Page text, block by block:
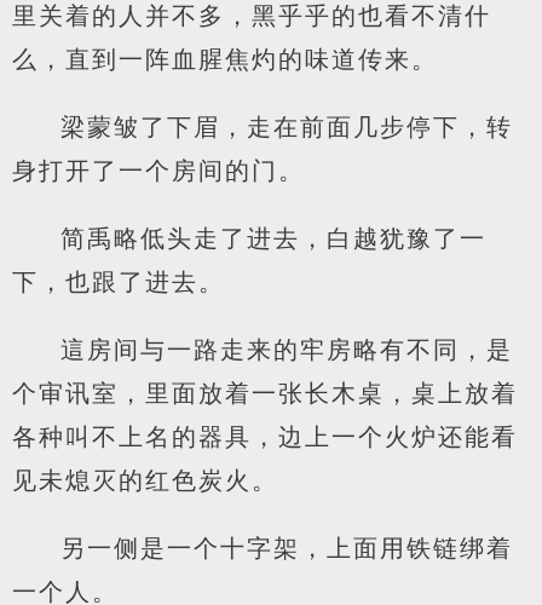
里关着的人并不多，黑乎乎的也看不清什
么，直到一阵血腥焦灼的味道传来。
梁蒙皱了下眉，走在前面几步停下，转
身打开了一个房间的门。
简禹略低头走了进去，白越犹豫了一
下，也跟了进去。
這房间与一路走来的牢房略有不同，是
个审讯室，里面放着一张长木桌，桌上放着
各种叫不上名的器具，边上一个火炉还能看
见未熄灭的红色炭火。
另一侧是一个十字架，上面用铁链绑着
一个人。